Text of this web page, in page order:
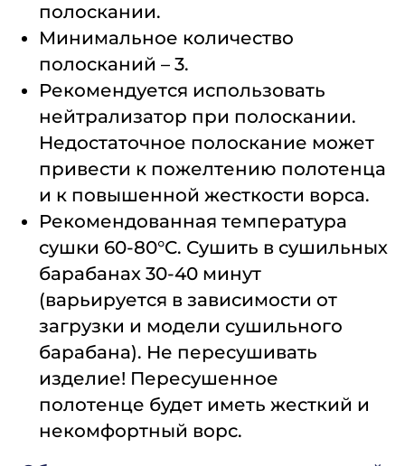
полоскании.
Минимальное количество
полосканий – 3.
Рекомендуется использовать
нейтрализатор при полоскании.
Недостаточное полоскание может
привести к пожелтению полотенца
и к повышенной жесткости ворса.
Рекомендованная температура
сушки 60-80°С. Сушить в сушильных
барабанах 30-40 минут
(варьируется в зависимости от
загрузки и модели сушильного
барабана). Не пересушивать
изделие! Пересушенное
полотенце будет иметь жесткий и
некомфортный ворс.